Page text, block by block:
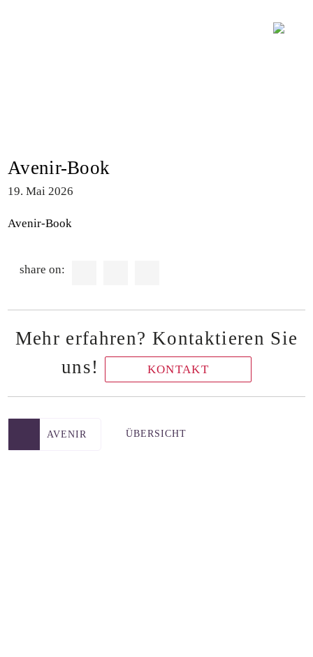
Avenir-Book
19. Mai 2026
Avenir-Book
share on:
Mehr erfahren? Kontaktieren Sie
uns!
KONTAKT
AVENIR ÜBERSICHT